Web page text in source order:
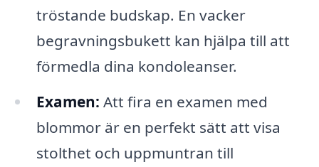
tröstande budskap. En vacker
begravningsbukett kan hjälpa till att
förmedla dina kondoleanser.
Examen: Att fira en examen med
blommor är en perfekt sätt att visa
stolthet och uppmuntran till